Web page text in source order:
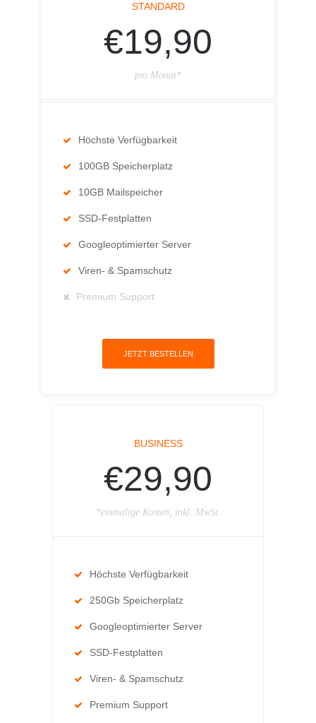
STANDARD
€19,90
pro Monat*
Höchste Verfügbarkeit
100GB Speicherplatz
10GB Mailspeicher
SSD-Festplatten
Googleoptimierter Server
Viren- & Spamschutz
Premium Support
JETZT BESTELLEN
BUSINESS
€29,90
*einmalige Kosten, inkl. MwSt.
Höchste Verfügbarkeit
250Gb Speicherplatz
Googleoptimierter Server
SSD-Festplatten
Viren- & Spamschutz
Premium Support